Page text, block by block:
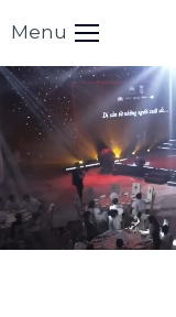
Menu